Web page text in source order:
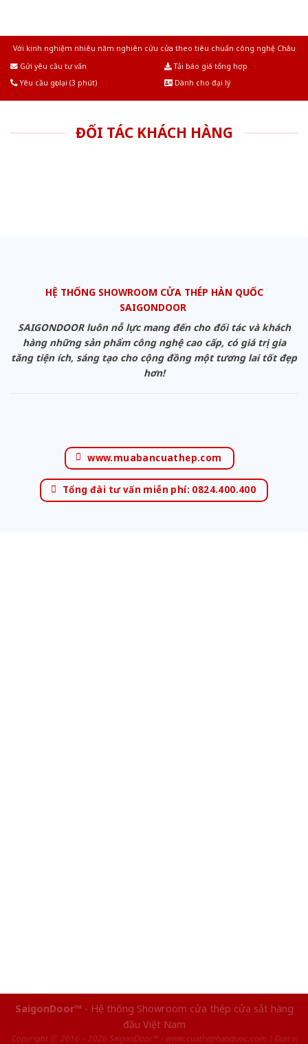
Với kinh nghiệm nhiêu năm nghiên cứu cửa theo tiêu chuẩn công nghệ Châu
Gửi yêu cầu tư vấn
Tải báo giá tổng hợp
Yêu cầu gọi lại (3 phút)
Dành cho đại lý
ĐỐI TÁC KHÁCH HÀNG
HỆ THỐNG SHOWROOM CỬA THÉP HÀN QUỐC
SAIGONDOOR
SAIGONDOOR luôn nỗ lực mang đến cho đối tác và khách
hàng những sản phẩm công nghệ cao cấp, có giá trị gia
tăng tiện ích, sáng tạo cho cộng đồng một tương lai tốt đẹp
hơn!
www.muabancuathep.com
Tổng đài tư vấn miễn phí: 0824.400.400
SaigonDoor™ - Hệ thống Showroom cửa thép cửa sắt hàng
đầu Việt Nam
Copyright ⓒ 2016 – 2026 SaigonDoor™ - www.cuathephanquoc.com | Đơn vị